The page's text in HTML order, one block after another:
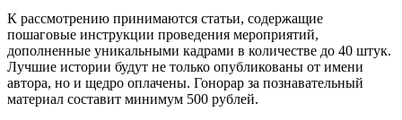
К рассмотрению принимаются статьи, содержащие
пошаговые инструкции проведения мероприятий,
дополненные уникальными кадрами в количестве до 40 штук.
Лучшие истории будут не только опубликованы от имени
автора, но и щедро оплачены. Гонорар за познавательный
материал составит минимум 500 рублей.